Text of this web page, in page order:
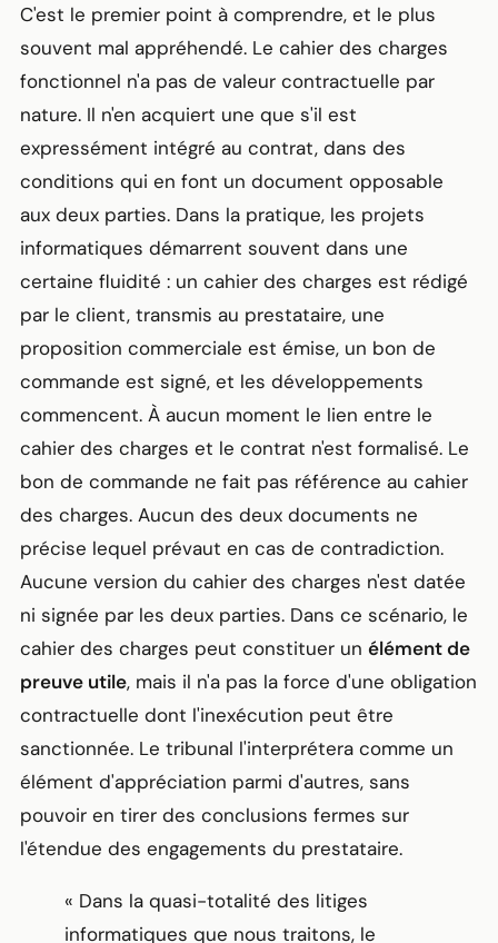
C'est le premier point à comprendre, et le plus
souvent mal appréhendé. Le cahier des charges
fonctionnel n'a pas de valeur contractuelle par
nature. Il n'en acquiert une que s'il est
expressément intégré au contrat, dans des
conditions qui en font un document opposable
aux deux parties. Dans la pratique, les projets
informatiques démarrent souvent dans une
certaine fluidité : un cahier des charges est rédigé
par le client, transmis au prestataire, une
proposition commerciale est émise, un bon de
commande est signé, et les développements
commencent. À aucun moment le lien entre le
cahier des charges et le contrat n'est formalisé. Le
bon de commande ne fait pas référence au cahier
des charges. Aucun des deux documents ne
précise lequel prévaut en cas de contradiction.
Aucune version du cahier des charges n'est datée
ni signée par les deux parties. Dans ce scénario, le
cahier des charges peut constituer un élément de
preuve utile, mais il n'a pas la force d'une obligation
contractuelle dont l'inexécution peut être
sanctionnée. Le tribunal l'interprétera comme un
élément d'appréciation parmi d'autres, sans
pouvoir en tirer des conclusions fermes sur
l'étendue des engagements du prestataire.
« Dans la quasi-totalité des litiges
informatiques que nous traitons, le